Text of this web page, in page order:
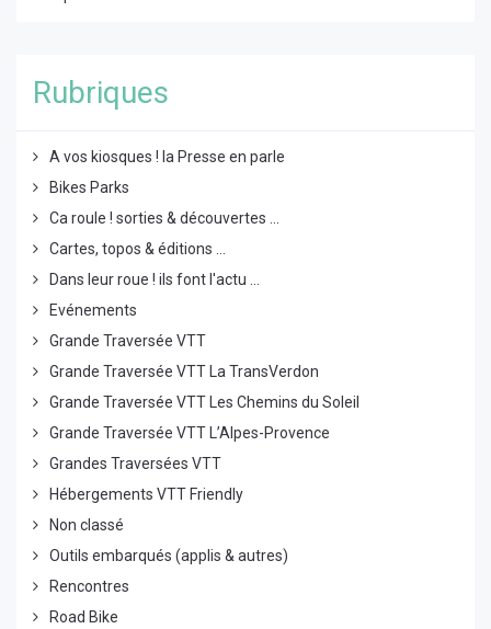
Rubriques
A vos kiosques ! la Presse en parle
Bikes Parks
Ca roule ! sorties & découvertes ...
Cartes, topos & éditions ...
Dans leur roue ! ils font l'actu ...
Evénements
Grande Traversée VTT
Grande Traversée VTT La TransVerdon
Grande Traversée VTT Les Chemins du Soleil
Grande Traversée VTT L’Alpes-Provence
Grandes Traversées VTT
Hébergements VTT Friendly
Non classé
Outils embarqués (applis & autres)
Rencontres
Road Bike